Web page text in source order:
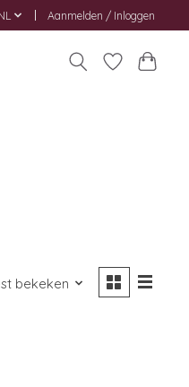
Aanmelden / Inloggen
bekeken